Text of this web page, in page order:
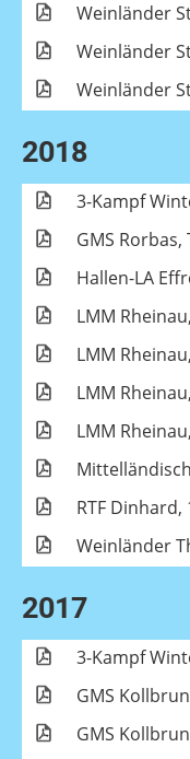
Weinländer
Weinländer
Weinländer
2018
3-Kampf
GMS
Hallen-LA
LMM
LMM
LMM
LMM
RTF
Weinländer
2017
3-Kampf
GMS
GMS